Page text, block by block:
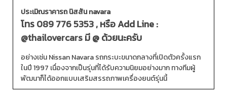
ประเมิณราคารถ นิสสัน navara
โทร089 776 5353, หรือ Add Line :
@thailovercarsมี @ ด้วยนะครับ
อย่างเช่น Nissan Navara รถกระบะขนาดกลางที่เปิดตัวครั้งแรก
ในปี 1997 เนื่องจากเป็นรุ่นที่ได้รับความนิยมอย่างมาก ทางทีมผู้
พัฒนาก็ได้ออกแบบเสริมสรรถภาพเครื่องยนต์รุ่นนี้